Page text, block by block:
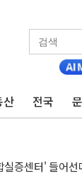
산 전국
올미골교' 차량
실증센터' 들어선